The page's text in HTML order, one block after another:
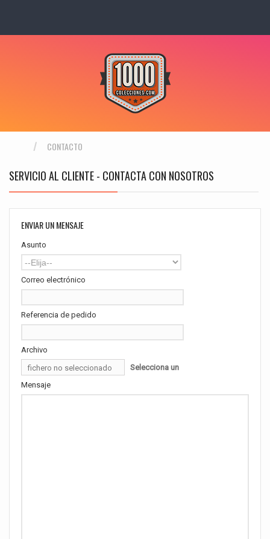
CONTACTO
SERVICIO AL CLIENTE - CONTACTA CON NOSOTROS
ENVIAR UN MENSAJE
Asunto
--Elija--
Correo electrónico
Referencia de pedido
Archivo
fichero no seleccionado
Selecciona un
Mensaje